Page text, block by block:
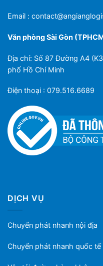
Email :
Văn phòng Sài Gòn
Địa chỉ: Số 87 Đường A4
phố Hồ Chí Minh
Điện thoại : 079.516.6689
DỊCH VỤ
Chuyển phát nhanh nội địa
Chuyển phát nhanh quốc tế